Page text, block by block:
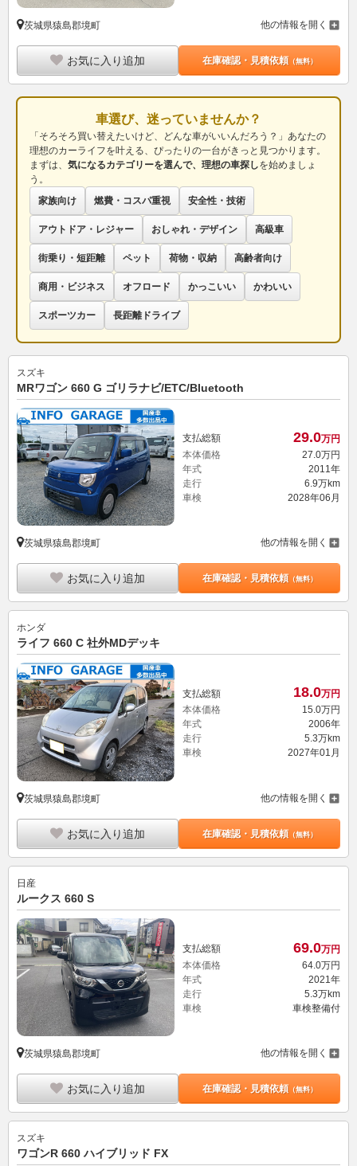
茨城県猿島郡境町 他の情報を開く
お気に入り追加 在庫確認・見積依頼（無料）
車選び、迷っていませんか？
「そろそろ買い替えたいけど、どんな車がいいんだろう？」あなたの
理想のカーライフを叶える、ぴったりの一台がきっと見つかります。
まずは、 気になるカテゴリーを選んで、理想の車探しを始めましょ
う。
家族向け
燃費・コスパ重視 安全性・技術
アウトドア・レジャー おしゃれ・デザイン 高級車
街乗り・短距離 ペット 荷物・収納 高齢者向け
商用・ビジネス オフロード かっこいい かわいい
スポーツカー 長距離ドライブ
スズキ
MRワゴン 660 G ゴリラナビ/ETC/Bluetooth
支払総額 29.0万円
本体価格
27. 0万円
年式
2011年
走行
6.9万km
車検
2028年06月
茨城県猿島郡境町 他の情報を開く
お気に入り追加 在庫確認・見積依頼（無料）
ホンダ
ライフ 660 C 社外MDデッキ
支払総額 18.0万円
本体価格
15.0万円
年式
2006年
走行
5.3万km
車検
2027年01月
茨城県猿島郡境町 他の情報を開く
お気に入り追加 在庫確認・見積依頼（無料）
日産
ルークス 660 S
支払総額 69.0万円
本体価格
64. 0万円
年式
2021年
走行
5.3万km
車検
車検整備付
茨城県猿島郡境町 他の情報を開く
お気に入り追加 在庫確認・見積依頼（無料）
スズキ
ワゴンR 660 ハイブリッド FX